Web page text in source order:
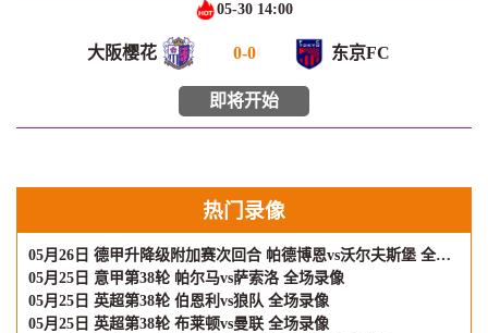
05-30 14:00
大阪樱花 0-0 东京FC
即将开始
热门录像
05月26日 德甲升降级附加赛次回合 帕德博恩vs沃尔夫斯堡 全场录像
05月25日 意甲第38轮 帕尔马vs萨索洛 全场录像
05月25日 英超第38轮 伯恩利vs狼队 全场录像
05月25日 英超第38轮 布莱顿vs曼联 全场录像